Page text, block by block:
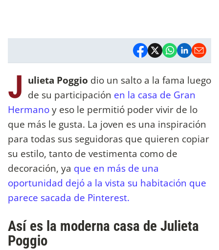
J ulieta Poggio dio un salto a la fama luego
de su participación en la casa de Gran
Hermanoy eso le permitió poder vivir de lo
que más le gusta. La joven es una inspiración
para todas sus seguidoras que quieren copiar
su estilo, tanto de vestimenta como de
decoración, ya que en más de una
oportunidad dejó a la vista su habitación que
parece sacada de Pinterest.
Así es la moderna casa de Julieta
Poggio